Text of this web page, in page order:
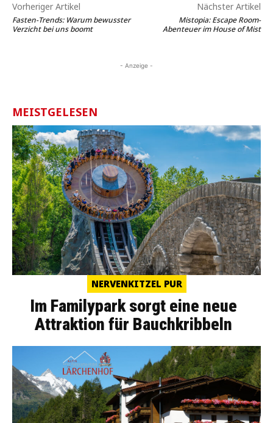
Vorheriger Artikel
Fasten-Trends: Warum bewusster
Verzicht bei uns boomt
Nächster Artikel
Mistopia: Escape Room-
Abenteuer im House of Mist
- Anzeige -
MEISTGELESEN
NERVENKITZEL PUR
Im Familypark sorgt eine neue
Attraktion für Bauchkribbeln